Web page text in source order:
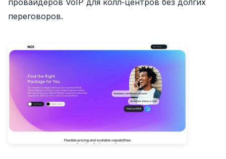
провайдеров VoIP для колл‑центров без долгих
переговоров.